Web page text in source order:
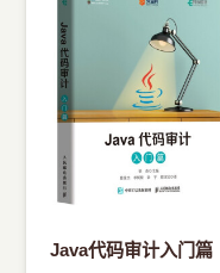
Java代码审计入门篇